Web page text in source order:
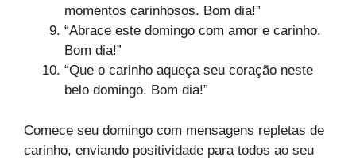
momentos carinhosos. Bom dia!”
“Abrace este domingo com amor e carinho.
Bom dia!”
“Que o carinho aqueça seu coração neste
belo domingo. Bom dia!”
Comece seu domingo com mensagens repletas de
carinho, enviando positividade para todos ao seu